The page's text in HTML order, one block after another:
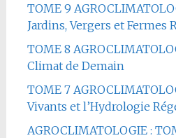
TOME 9
Jardins, Vergers et Fermes
TOME 8
Climat de Demain
TOME 7
Vivants et l’Hydrologie
AGROCLIMATOLOGIE :